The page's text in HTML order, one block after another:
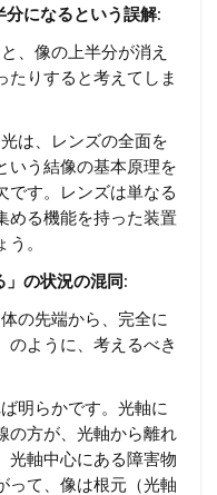
分になるという誤解:
、像の上半分が消え
たりすると考えてしま
は、レンズの全面を
いう結像の基本原理を
です。レンズは単なる
める機能を持った装置
。
」の状況の混同:
の先端から、完全に
のように、考えるべき
明らかです。光軸に
の方が、光軸から離れ
光軸中心にある障害物
って、像は根元（光軸